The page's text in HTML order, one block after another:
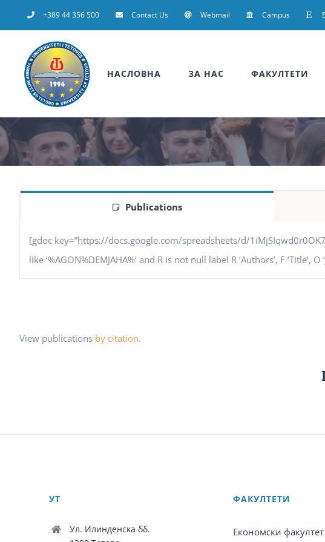
to
+389 44 356 500 Contact Us Webmail Campus
НАСЛОВНА ЗА НАС ФАКУЛТЕТИ
Publications
[gdoc key=”https://docs.google.com/spreadsheets/d/
like ‘%AGON%DEMJAHA%’ and R is not null label R ‘Authors’, F ‘Title’,
View publications by citation.
УТ
Ул. Илинденска бб.
ФАКУЛТЕТИ
Економски факултет